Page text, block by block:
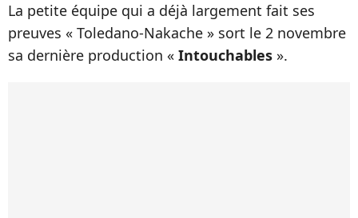
La petite équipe qui a déjà largement fait ses
preuves « Toledano-Nakache » sort le 2 novembre
sa dernière production « Intouchables ».